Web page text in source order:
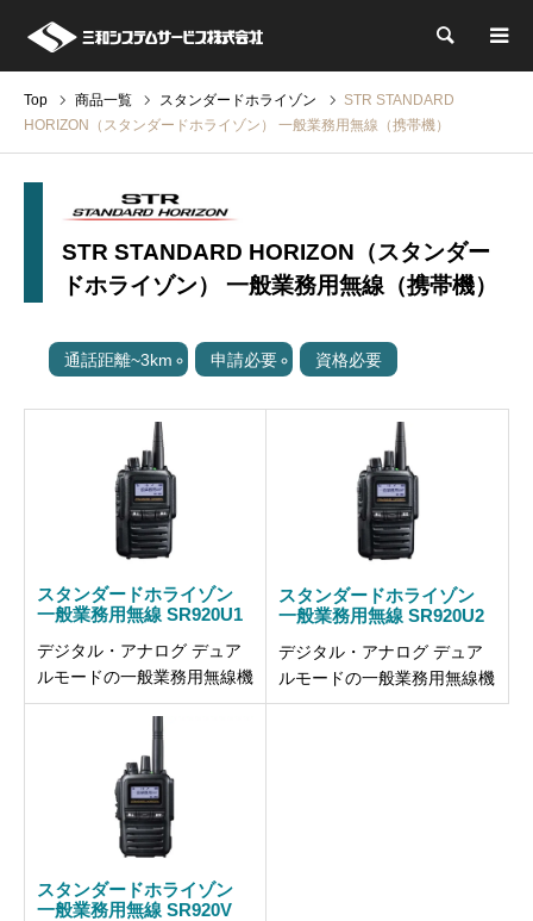
検索
Top 商品一覧 スタンダードホライゾン
STR STANDARD
HORIZON（スタンダードホライゾン） 一般業務用無線（携帯機）
STR STANDARD HORIZON（スタンダー
ドホライゾン） 一般業務用無線（携帯機）
通話距離~3km 申請必要 資格必要
スタンダードホライゾン
一般業務用無線 SR920U1
デジタル・アナログ デュア
ルモードの一般業務用無線機
スタンダードホライゾン
一般業務用無線 SR920U2
デジタル・アナログ デュア
ルモードの一般業務用無線機
スタンダードホライゾン
一般業務用無線 SR920V